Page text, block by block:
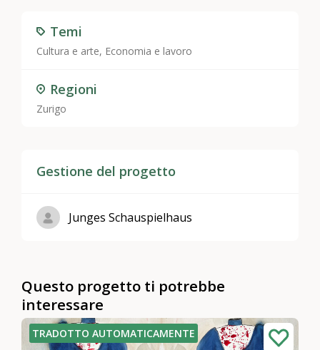
Temi
Cultura e arte, Economia e lavoro
Regioni
Zurigo
Gestione del progetto
Junges Schauspielhaus
Questo progetto ti potrebbe
interessare
TRADOTTO AUTOMATICAMENTE